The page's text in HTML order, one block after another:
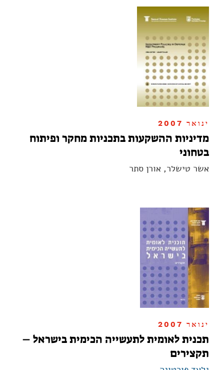
ינואר 2007
מדיניות ההשקעות בתכניות מחקר ופיתוח
בטחוני
אשר טישלר, אורן סתר
ינואר 2007
תכנית לאומית לתעשייה הכימית בישראל –
תקצירים